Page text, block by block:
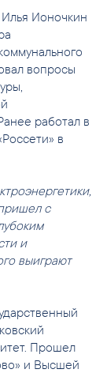
Ионочкин
вопросы
работал в
в
с
и
выиграют
Прошел
и Высшей